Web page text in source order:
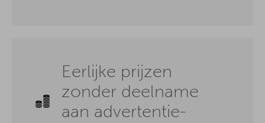
Eerlijke prijzen
zonder deelname
aan advertentie-